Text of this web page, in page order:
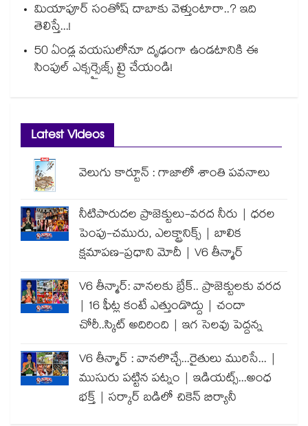
మియాపూర్ సంతోష్ దాబాకు వెళ్తుంటారా..? ఇది
తెలిస్తే...!
50 ఏండ్ల వయసులోనూ దృఢంగా ఉండటానికి ఈ
సింపుల్ ఎక్సర్సైజ్స్ ట్రై చేయండి!
Latest Videos
వెలుగు కార్టూన్ : గాజాలో శాంతి పవనాలు
నీటిపారుదల ప్రాజెక్టులు-వరద నీరు | ధరల
పెంపు-చమురు, ఎలక్ట్రానిక్స్ | బాలిక
క్షమాపణ-ప్రధాని మోదీ | V6 తీన్మార్
V6 తీన్మార్: వానలకు బ్రేక్.. ప్రాజెక్టులకు వరద
| 16 ఫీట్ల కంటే ఎత్తుండొద్దు | చందా
చోరీ..స్కిట్ అదిరింది | ఇగ సెలవు పెద్దన్న
V6 తీన్మార్ : వానలొచ్చే...రైతులు మురిసే... |
ముసురు పట్టిన పట్నం | ఇడియట్స్...అంధ
భక్త్ | సర్కార్ బడిలో చికెన్ బిర్యానీ